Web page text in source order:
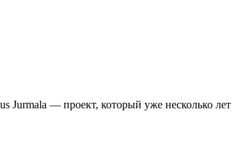
— проект, который уже несколько лет